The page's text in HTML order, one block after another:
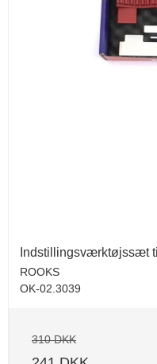
Indstillingsværktøjssæt
ROOKS
OK-02.3039
310 DKK